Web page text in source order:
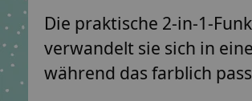
Die praktische 2-in-1-
verwandelt sie sich in
während das farblich